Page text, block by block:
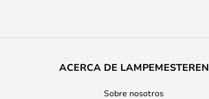
ACERCA DE LAMPEMESTEREN
Sobre nosotros